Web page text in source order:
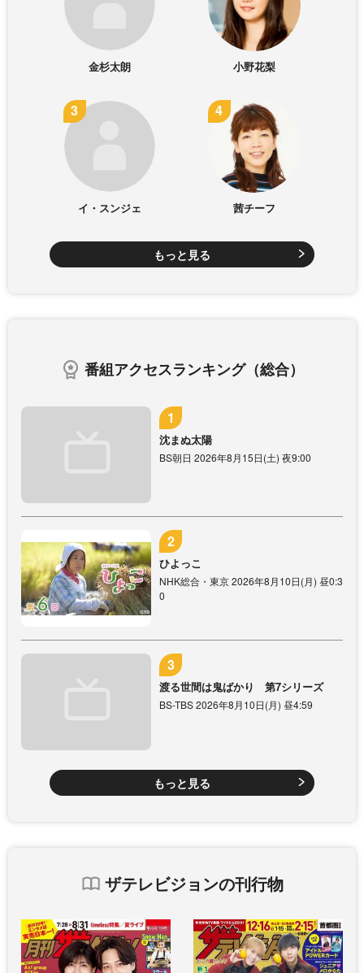
金杉太朗 小野花梨
イ・スンジェ 茜チーフ
もっと見る
番組アクセスランキング（総合）
沈まぬ太陽
BS朝日 2026年8月15日(土) 夜9:00
ひよっこ
NHK総合・東京 2026年8月10日(月) 昼0:3
0
渡る世間は鬼ばかり 第7シリーズ
BS-TBS 2026年8月10日(月) 昼4:59
もっと見る
ザテレビジョンの刊行物